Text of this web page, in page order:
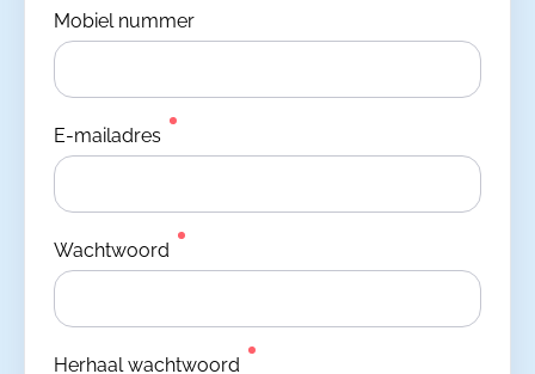
Mobiel nummer
E-mailadres
Wachtwoord
Herhaal wachtwoord